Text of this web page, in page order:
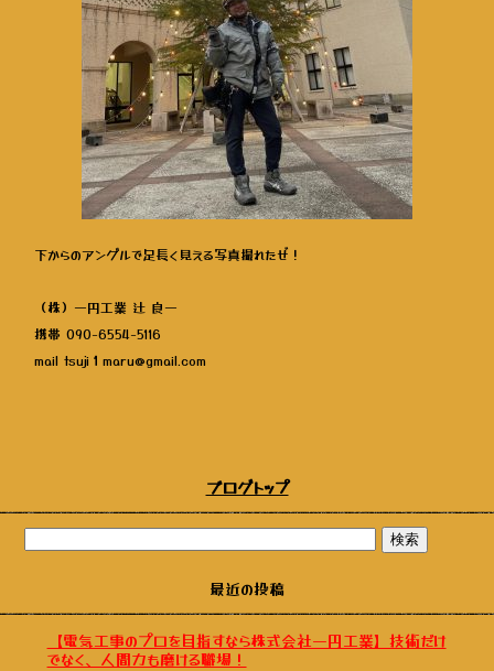
下からのアングルで足長く見える写真撮れたぜ！
（株）一円工業 辻 良一
携帯 090-6554-5116
mail tsuji１maru@gmail.com
ブログトップ
最近の投稿
【電気工事のプロを目指すなら株式会社一円工業】技術だけ
でなく、人間力も磨ける職場！